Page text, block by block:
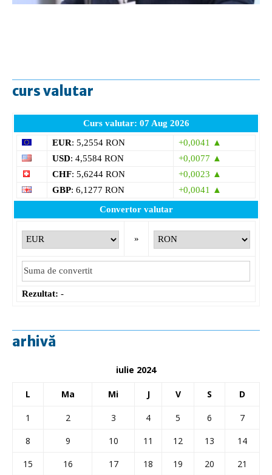
curs valutar
Curs valutar: 07 Aug 2026
EUR: 5,2554 RON
+0,0041 ▲
USD: 4,5584 RON
+0,0077 ▲
CHF: 5,6244 RON
+0,0023 ▲
GBP: 6,1277 RON
+0,0041 ▲
Convertor valutar
»
Rezultat: -
arhivă
iulie 2024
L Ma Mi J V S D
1 2 3 4 5 6
7
8
9 10 11 12 13
14
15
16 17 18 19 20
21